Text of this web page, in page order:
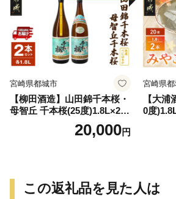
宮崎県都城市
【柳田酒造】山田錦千本桜・
母智丘 千本桜(25度)1.8L×2本
≪みやこんじょ特急便≫_AC
20,000円
宮崎県
【大
0度
特急
この返礼品を見た人は